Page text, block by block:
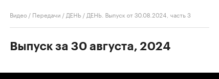
Видео / Передачи / ДЕНЬ / ДЕНЬ. Выпуск от 30.08.2024, часть 3
Выпуск за 30 августа, 2024